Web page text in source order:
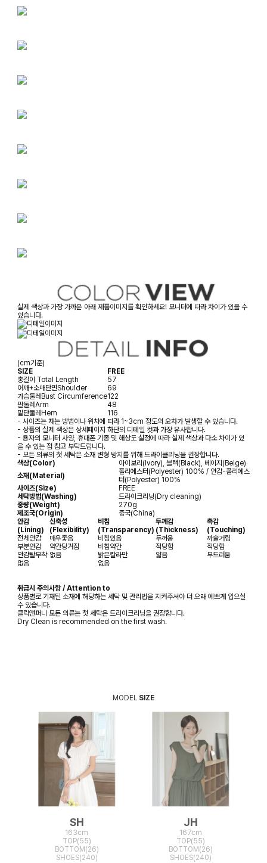
실제 색상과 가장 가까운 아래 제품이미지를 확인하세요! 모니터에 따라 차이가 있을 수
있습니다.
(cm기준)
SIZE
FREE
총길이 Total Length
57
어깨+소매단면Shoulder
69
가슴둘레Bust Circumference122
팔둘레Arm
48
밑단둘레Hem
116
- 사이즈는 재는 방법이나 위치에 따라 1~3cm 정도의 오차가 발생할 수 있습니다.
- 상품의 실제 색상은 상세페이지 하단의 디테일 컷과 가장 유사합니다.
- 용자의 모니터 사양, 휴대폰 기종 및 해상도 설정에 따라 실제 색상과 다소 차이가 있
을 수 있는 점 참고 부탁드립니다.
- 모든 의류의 첫 세탁은 소재 변형 방지를 위해 드라이클리닝을 권장합니다.
색상(Color)
아이보리(Ivory), 블랙(Black), 베이지(Beige)
소재(Material)
폴리에스터(Polyester) 100% / 안감-폴리에스
터(Polyester) 100%
사이즈(Size)
FREE
세탁방법(Washing)
드라이크리닝(Dry cleaning)
중량(Weight)
270g
제조국(Origin)
중국(China)
안감
(Lining)
신축성
(Flexibility)
비침
(Transparency)
두께감
(Thickness)
촉감
(Touching)
전체안감
매우좋음 비침있음 두꺼움
까슬거림
부분안감
약간당겨짐 비침약간 적당함
적당함
안감탈부착 없음 밝은칼라만 얇음
부드러움
없음
없음
취급시 주의사항 / Attention to
상품별로 기재된 소재에 해당하는 세탁 및 관리법을 지켜주셔야 더 오래 예쁘게 입으실
수 있습니다.
클릭앤퍼니 모든 의류는 첫 세탁은 드라이크리닝을 권장합니다.
Dry Clean is recommended on the first wash.
MODEL SIZE
SH
163cm
TOP(55)
BOTTOM(26)
SHOES(240)
JH
167cm
TOP(55)
BOTTOM(26)
SHOES(240)